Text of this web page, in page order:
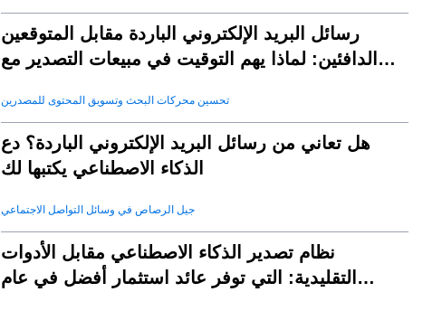
رسائل البريد الإلكتروني الباردة مقابل المتوقعين
الدافئين: لماذا يهم التوقيت في مبيعات التصدير مع
تحسين محركات البحث وتسويق المحتوى للمصدرين
هل تعاني من رسائل البريد الإلكتروني الباردة؟ دع
الذكاء الاصطناعي يكتبها لك
جيل الرصاص في وسائل التواصل الاجتماعي
نظام تصدير الذكاء الاصطناعي مقابل الأدوات
التقليدية: التي توفر عائد استثمار أفضل في عام